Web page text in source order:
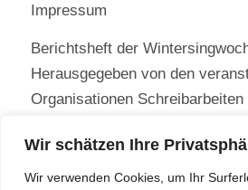
Wir schätzen Ihre
Wir verwenden Cookies, um Ihr
Impressum
Berichtsheft der
Herausgegeben von den
Organisationen Schreibarbeiten
Reinhold Frank © Walther-
2017 Die Berichte geben die